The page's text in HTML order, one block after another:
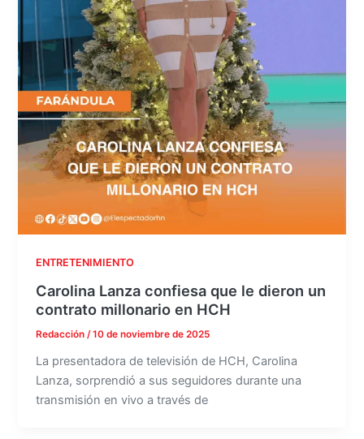
ENTRETENIMIENTO
Carolina Lanza confiesa que le dieron un
contrato millonario en HCH
Redacción/10 de noviembre de 2025
La presentadora de televisión de HCH, Carolina
Lanza, sorprendió a sus seguidores durante una
transmisión en vivo a través de